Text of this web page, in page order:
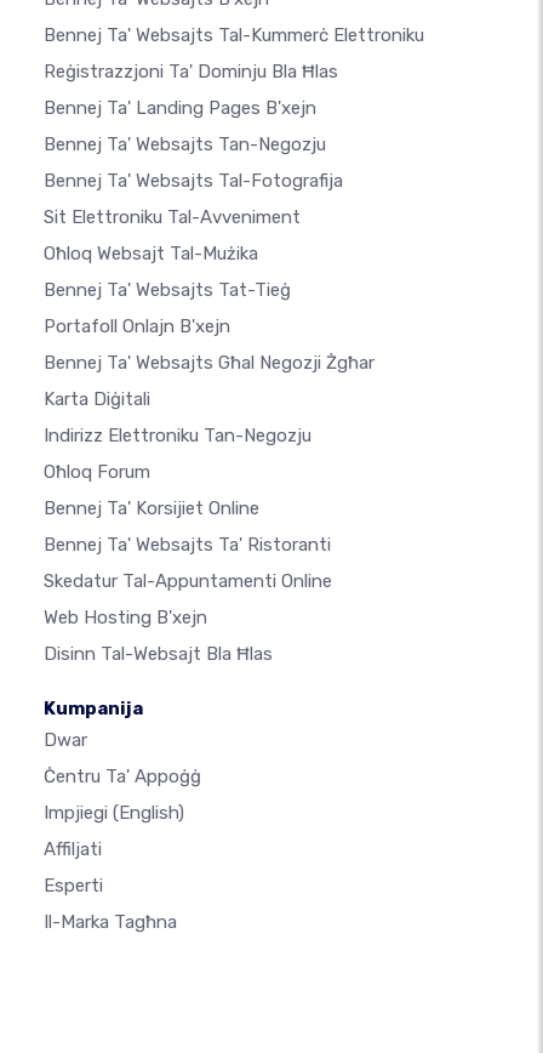
Bennej Ta' Websajts Tal-Kummerċ Elettroniku
Reġistrazzjoni Ta' Dominju Bla Ħlas
Bennej Ta' Landing Pages B'xejn
Bennej Ta' Websajts Tan-Negozju
Bennej Ta' Websajts Tal-Fotografija
Sit Elettroniku Tal-Avveniment
Oħloq Websajt Tal-Mużika
Bennej Ta' Websajts Tat-Tieġ
Portafoll Onlajn B'xejn
Bennej Ta' Websajts Għal Negozji Żgħar
Karta Diġitali
Indirizz Elettroniku Tan-Negozju
Oħloq Forum
Bennej Ta' Korsijiet Online
Bennej Ta' Websajts Ta' Ristoranti
Skedatur Tal-Appuntamenti Online
Web Hosting B'xejn
Disinn Tal-Websajt Bla Ħlas
Kumpanija
Dwar
Ċentru Ta' Appoġġ
Impjiegi (English)
Affiljati
Esperti
Il-Marka Tagħna